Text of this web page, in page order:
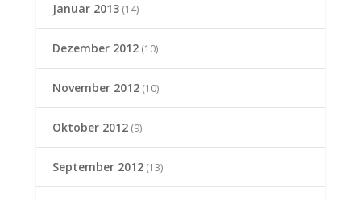
Januar 2013(14)
Dezember 2012(10)
November 2012(10)
Oktober 2012(9)
September 2012(13)